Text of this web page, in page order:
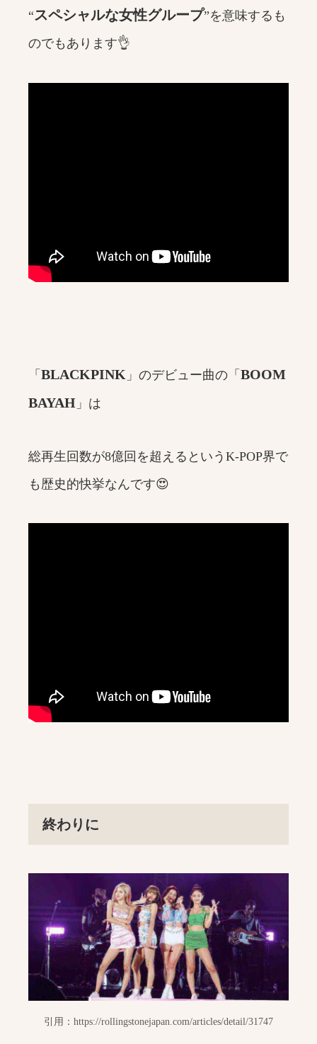
“スペシャルな女性グループ”を意味するも
のでもあります👌
「 BLACKPINK 」のデビュー曲の「 BOOM
BAYAH 」は
総再生回数が8億回を超えるというK-POP界で
も歴史的快挙なんです😍
終わりに
引用：https://rollingstonejapan.com/articles/detail/31747